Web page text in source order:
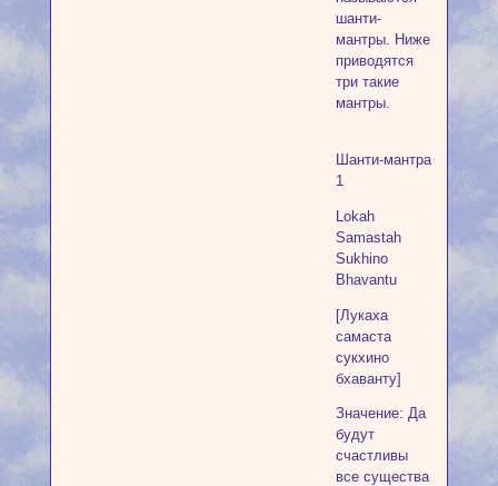
шанти-
мантры. Ниже
приводятся
три такие
мантры.
Шанти-мантра
1
Lokah
Samastah
Sukhino
Bhavantu
[Лукаха
самаста
сукхино
бхаванту]
Значение: Да
будут
счастливы
все существа